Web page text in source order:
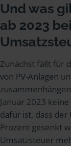
Und was
ab 2023
Zunächst fällt für
von PV-Anlagen
Januar 2023
dafür ist, dass
Prozent gesenkt
Umsatzsteuer